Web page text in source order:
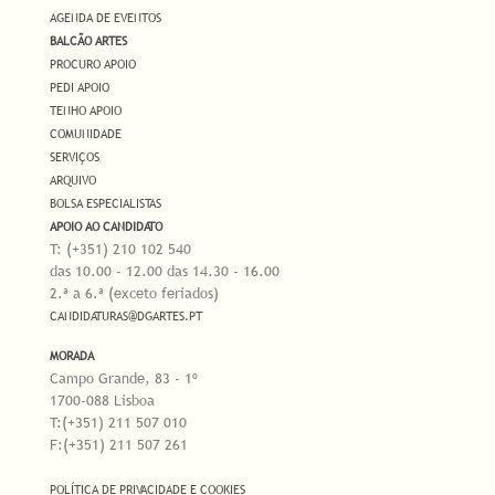
AGENDA DE EVENTOS
BALCÃO ARTES
PROCURO APOIO
PEDI APOIO
TENHO APOIO
COMUNIDADE
SERVIÇOS
ARQUIVO
BOLSA ESPECIALISTAS
APOIO AO CANDIDATO
T: (+351) 210 102 540
das 10.00 - 12.00 das 14.30 - 16.00
2.ª a 6.ª (exceto feriados)
CANDIDATURAS@DGARTES.PT
MORADA
Campo Grande, 83 - 1º
1700-088 Lisboa
T:(+351) 211 507 010
F:(+351) 211 507 261
POLÍTICA DE PRIVACIDADE E COOKIES